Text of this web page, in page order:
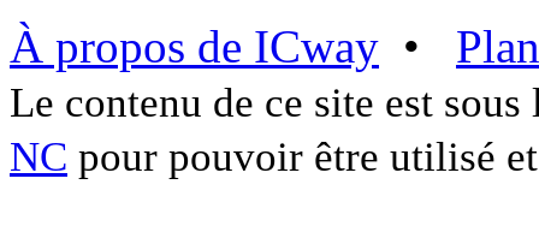
À propos de ICway •
Le contenu de ce site est
NC pour pouvoir être utilisé